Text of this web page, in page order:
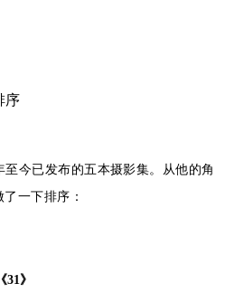
至今已发布的五本摄影集。从他的角
一下排序：
》